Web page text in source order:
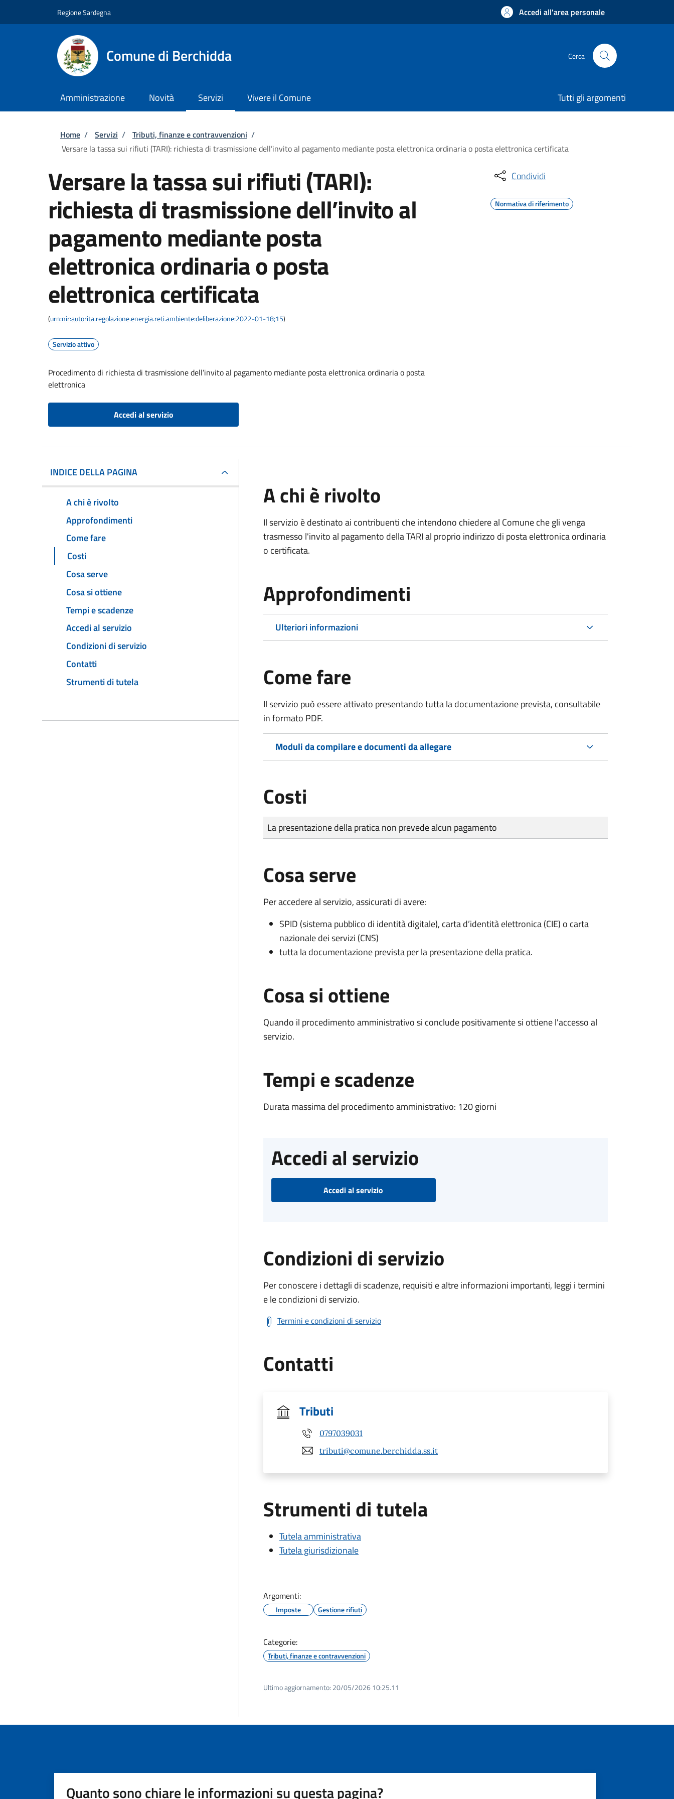
Regione Sardegna Accedi all'area personale
Comune di Berchidda Cerca
Amministrazione Novità Servizi Vivere il Comune Tutti gli argomenti
Briciole di pane
Home / Servizi / Tributi, finanze e contravvenzioni /
Versare la tassa sui rifiuti (TARI): richiesta di trasmissione dell’invito al pagamento mediante posta elettronica ordinaria o posta elettronica certificata
Versare la tassa sui rifiuti (TARI):
richiesta di trasmissione dell’invito al
pagamento mediante posta
elettronica ordinaria o posta
elettronica certificata
(urn:nir:autorita.regolazione.energia.reti.ambiente:deliberazione:2022-01-18;15)
Servizio attivo
Procedimento di richiesta di trasmissione dell’invito al pagamento mediante posta elettronica ordinaria o posta
elettronica
Accedi al servizio
Condividi
Normativa di riferimento
INDICE DELLA PAGINA
A chi è rivolto
Approfondimenti
Come fare
Costi
Cosa serve
Cosa si ottiene
Tempi e scadenze
Accedi al servizio
Condizioni di servizio
Contatti
Strumenti di tutela
A chi è rivolto
Il servizio è destinato ai contribuenti che intendono chiedere al Comune che gli venga
trasmesso l'invito al pagamento della TARI al proprio indirizzo di posta elettronica ordinaria
o certificata.
Approfondimenti
Ulteriori informazioni
Come fare
Il servizio può essere attivato presentando tutta la documentazione prevista, consultabile
in formato PDF.
Moduli da compilare e documenti da allegare
Costi
Tipo di pagamento
Importo
La presentazione della pratica non prevede alcun pagamento
Cosa serve
Per accedere al servizio, assicurati di avere:
SPID (sistema pubblico di identità digitale), carta d’identità elettronica (CIE) o carta
nazionale dei servizi (CNS)
tutta la documentazione prevista per la presentazione della pratica.
Cosa si ottiene
Quando il procedimento amministrativo si conclude positivamente si ottiene l'accesso al
servizio.
Tempi e scadenze
Durata massima del procedimento amministrativo: 120 giorni
Accedi al servizio
Accedi al servizio
Condizioni di servizio
Per conoscere i dettagli di scadenze, requisiti e altre informazioni importanti, leggi i termini
e le condizioni di servizio.
Termini e condizioni di servizio
Contatti
Tributi
0797039031
tributi@comune.berchidda.ss.it
Strumenti di tutela
Tutela amministrativa
Tutela giurisdizionale
Argomenti:
Imposte Gestione rifiuti
Categorie:
Tributi, finanze e contravvenzioni
Ultimo aggiornamento: 20/05/2026 10:25.11
Quanto sono chiare le informazioni su questa pagina?